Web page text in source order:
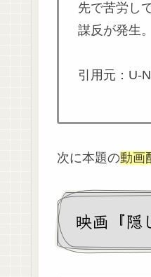
先で苦労し
謀反が発生
引用元：U-
次に本題の動画
映画『隠